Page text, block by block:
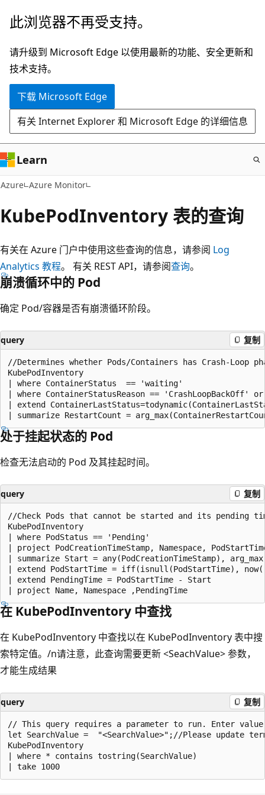
跳
主
要
内
此浏览器不再受支持。
请升级到 Microsoft Edge 以使用最新的功能、安全更新和
技术支持。
下载 Microsoft Edge
有关 Internet Explorer 和 Microsoft Edge 的详细信息
Learn
Azure Azure Monitor
KubePodInventory 表的查询
有关在 Azure 门户中使用这些查询的信息，请参阅 Log
Analytics 教程。 有关 REST API，请参阅查询。
崩溃循环中的 Pod
确定 Pod/容器是否有崩溃循环阶段。
query 复制
//Determines whether Pods/Containers has Crash-Loop
KubePodInventory
| where ContainerStatus  == 'waiting'
| where ContainerStatusReason == 'CrashLoopBackOff'
| extend
处于挂起状态的 Pod
检查无法启动的 Pod 及其挂起时间。
query 复制
//Check Pods that cannot be started and its pending
KubePodInventory
| where PodStatus == 'Pending'
| project PodCreationTimeStamp, Namespace,
| summarize Start = any(PodCreationTimeStamp),
| extend PodStartTime = iff(isnull(PodStartTime),
| extend PendingTime = PodStartTime - Start
在 KubePodInventory 中查找
在 KubePodInventory 中查找以在 KubePodInventory 表中搜
索特定值。/n请注意，此查询需要更新 <SeachValue> 参数，
才能生成结果
query 复制
// This query requires a parameter to run. Enter
let SearchValue =  "<SearchValue>";//Please update
KubePodInventory
| where * contains tostring(SearchValue)